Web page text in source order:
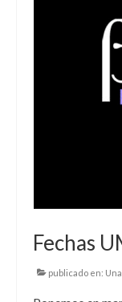
Fechas
publicado en: